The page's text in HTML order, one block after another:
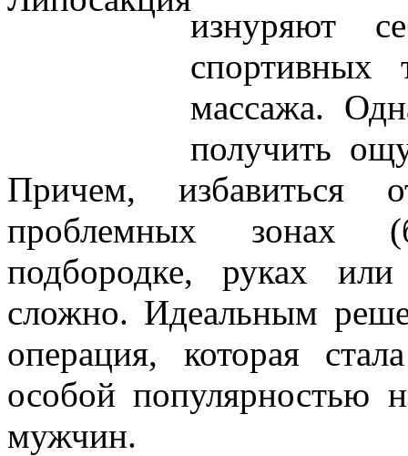
изнуряют
спортивных
массажа.
получить
Причем, избавиться
проблемных зонах
подбородке, руках или
сложно. Идеальным
операция, которая
особой популярностью
мужчин.